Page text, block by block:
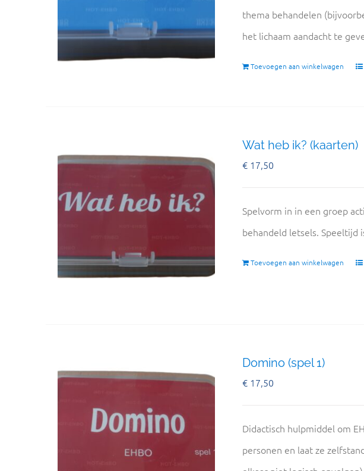
thema behandelen
het lichaam aandacht te
Toevoegen aan winkelwagen
Wat heb ik? (kaarten)
€17,50
Spelvorm in in een groep
behandeld letsels. Speeltijd
Toevoegen aan winkelwagen
Domino (spel 1)
€17,50
Didactisch hulpmiddel om
personen en laat ze